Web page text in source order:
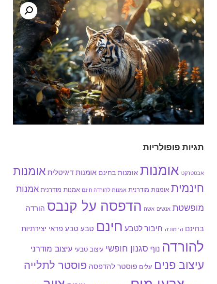
תגיות פופולריות
אבסטרקט אומנות אומנות בחינם אומנות דיגיטלית אומנות
חינמית אומנות מודרנית אמנות להורדה חינם אמנות מודרנית אמנות
מופשטת אנשים אשה הדפסה על קנבס הורדה
בחינם הרמוניה חיבור לטבע חינם טבע טבע פראי יצירתיות
להורדה נוף סגנון חופשי עיצוב טבעי עיצוב מודרני
עיצוב פנים עלים פוסטר להדפסה פוסטר לתלייה